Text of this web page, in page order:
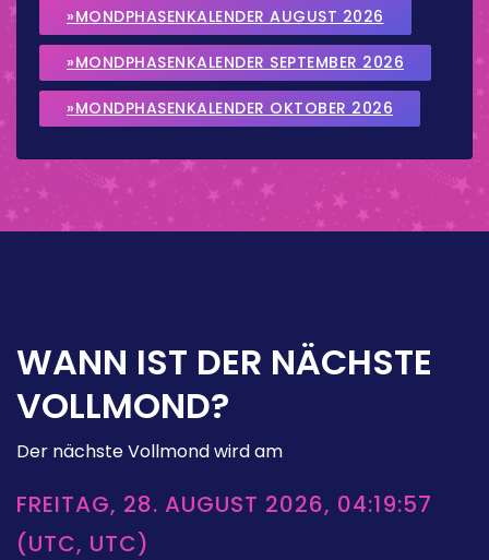
»MONDPHASENKALENDER AUGUST 2026
»MONDPHASENKALENDER SEPTEMBER 2026
»MONDPHASENKALENDER OKTOBER 2026
WANN IST DER NÄCHSTE
VOLLMOND?
Der nächste Vollmond wird am
FREITAG, 28. AUGUST 2026, 04:19:57
(UTC, UTC)